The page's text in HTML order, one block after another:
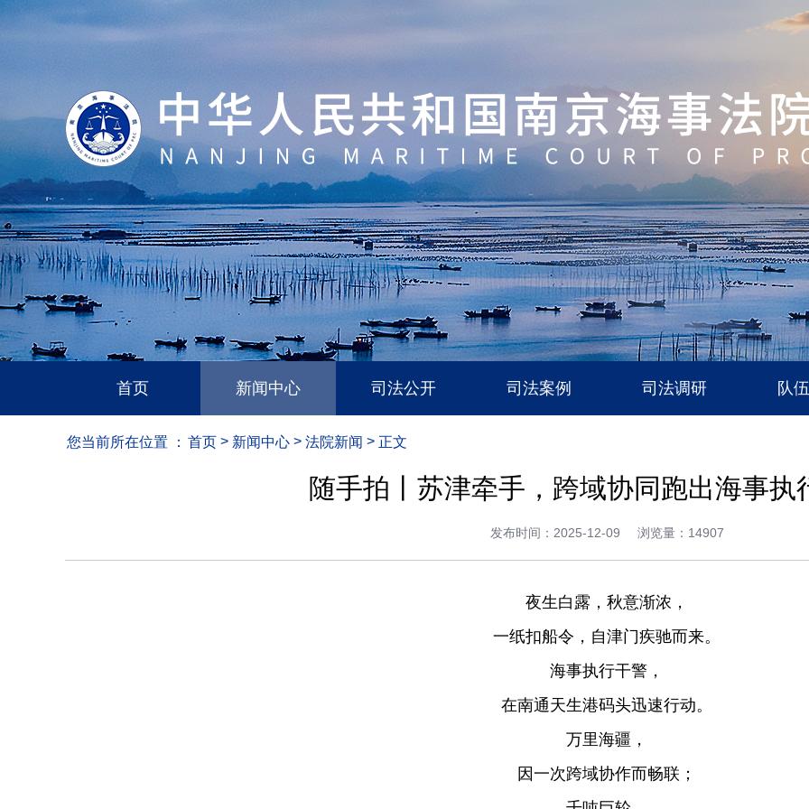
首页 新闻中心 司法公开 司法案例 司法调研 队
您当前所在位置 ： 首页 > 新闻中心 > 法院新闻 > 正文
随手拍丨苏津牵手，跨域协同跑出海事执
发布时间：2025-12-09 浏览量：14907
夜生白露，秋意渐浓，
一纸扣船令，自津门疾驰而来。
海事执行干警，
在南通天生港码头迅速行动。
万里海疆，
因一次跨域协作而畅联；